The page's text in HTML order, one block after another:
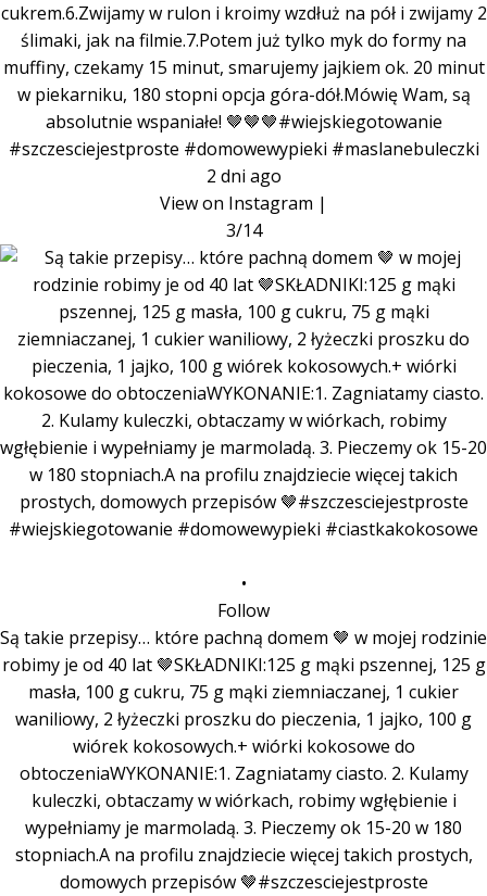
cukrem.6.Zwijamy w rulon i kroimy wzdłuż na pół i zwijamy 2
ślimaki, jak na filmie.7.Potem już tylko myk do formy na
muffiny, czekamy 15 minut, smarujemy jajkiem ok. 20 minut
w piekarniku, 180 stopni opcja góra-dół.Mówię Wam, są
absolutnie wspaniałe! 🤎🤎🤎#wiejskiegotowanie
#szczesciejestproste #domowewypieki #maslanebuleczki
2 dni ago
View on Instagram |
3/14
•
Follow
Są takie przepisy… które pachną domem 🤎 w mojej rodzinie
robimy je od 40 lat 🤎SKŁADNIKI:125 g mąki pszennej, 125 g
masła, 100 g cukru, 75 g mąki ziemniaczanej, 1 cukier
waniliowy, 2 łyżeczki proszku do pieczenia, 1 jajko, 100 g
wiórek kokosowych.+ wiórki kokosowe do
obtoczeniaWYKONANIE:1. Zagniatamy ciasto. 2. Kulamy
kuleczki, obtaczamy w wiórkach, robimy wgłębienie i
wypełniamy je marmoladą. 3. Pieczemy ok 15-20 w 180
stopniach.A na profilu znajdziecie więcej takich prostych,
domowych przepisów 🤎#szczesciejestproste